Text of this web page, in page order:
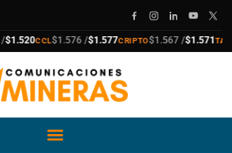
CCL
compra$1.576 /
venta $1.577CRIPTO
compra$1.567 /
venta $1.571venta